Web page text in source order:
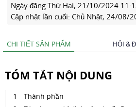
Ngày đăng Thứ Hai, 21/10/2024
Cập nhật lần cuối: Chủ Nhật, 24/08/
CHI TIẾT SẢN PHẨM HỎI &
TÓM TẮT NỘI DUNG
Thành phần